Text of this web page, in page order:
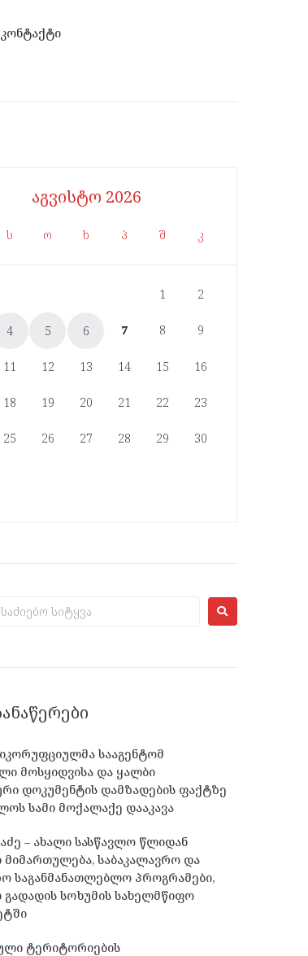
კონტაქტი
აგვისტო 2026
ს ო ხ პ შ კ
1 2
4 5 6 7 8 9
11 12 13 14 15 16
18 19 20 21 22 23
25 26 27 28 29 30
სააგენტომ
მოსყიდვისა და ყალბი
დოკუმენტის დამზადების ფაქტზე
სამი მოქალაქე დააკავა
– ახალი სასწავლო წლიდან
საბაკალავრო და
საგანმანათლებლო პროგრამები,
სოხუმის სახელმწიფო
ტერიტორიების